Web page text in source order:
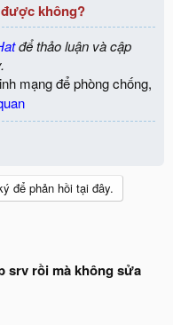
không?
để thảo luận và cập
mạng để phòng chống,
để phản hồi tại đây.
srv rồi mà không sửa